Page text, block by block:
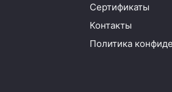
Сертификаты
Контакты
Политика